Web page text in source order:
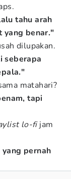
tahu arah
yang benar."
dilupakan.
seberapa
matahari?
tapi
lo-fijam
pernah